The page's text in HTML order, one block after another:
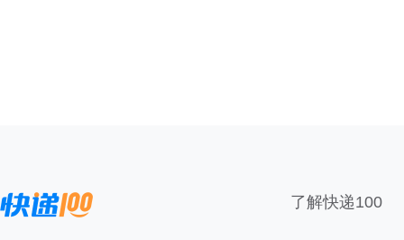
了解快递100